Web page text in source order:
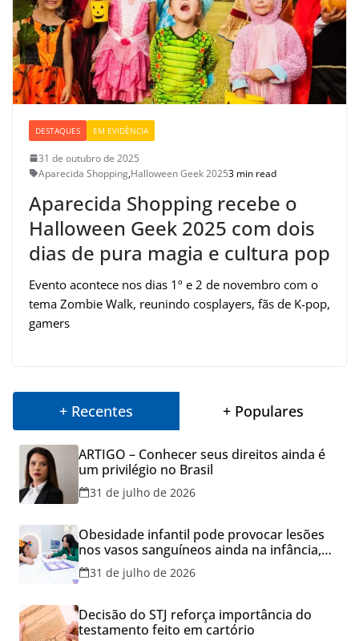
DESTAQUES EM EVIDÊNCIA
31 de outubro de 2025
Aparecida Shopping,Halloween Geek 20253 min read
Aparecida Shopping recebe o
Halloween Geek 2025 com dois
dias de pura magia e cultura pop
Evento acontece nos dias 1º e 2 de novembro com o
tema Zombie Walk, reunindo cosplayers, fãs de K-pop,
gamers
+ Recentes + Populares
ARTIGO – Conhecer seus direitos ainda é
um privilégio no Brasil
31 de julho de 2026
Obesidade infantil pode provocar lesões
nos vasos sanguíneos ainda na infância,
alerta estudo
31 de julho de 2026
Decisão do STJ reforça importância do
testamento feito em cartório